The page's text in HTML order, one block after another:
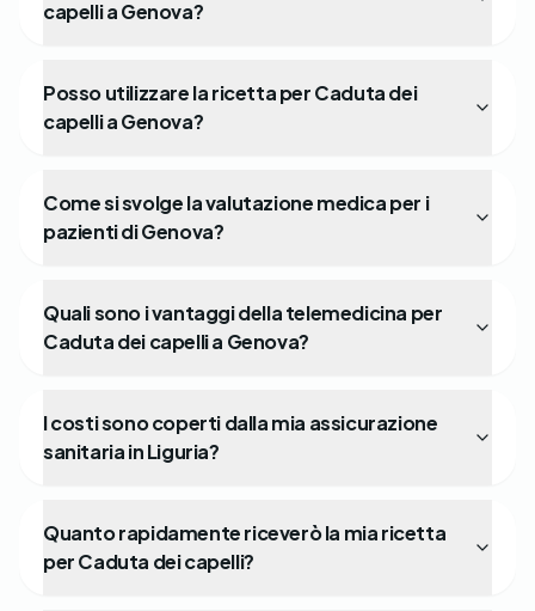
capelli a Genova?
Posso utilizzare la ricetta per Caduta dei
capelli a Genova?
Come si svolge la valutazione medica per i
pazienti di Genova?
Quali sono i vantaggi della telemedicina per
Caduta dei capelli a Genova?
I costi sono coperti dalla mia assicurazione
sanitaria in Liguria?
Quanto rapidamente riceverò la mia ricetta
per Caduta dei capelli?